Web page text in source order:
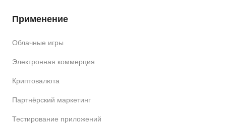
Применение
Облачные игры
Электронная коммерция
Криптовалюта
Партнёрский маркетинг
Тестирование приложений